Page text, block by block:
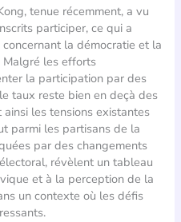
tenue récemment, a vu
participer, ce qui a
la démocratie et la
Malgré les efforts
la participation par des
taux reste bien en deçà des
les tensions existantes
parmi les partisans de la
par des changements
révèlent un tableau
et à la perception de la
un contexte où les défis